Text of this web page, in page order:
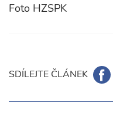
Foto HZSPK
SDÍLEJTE ČLÁNEK